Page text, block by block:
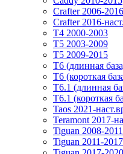
Crafter 2006-2016
Crafter 2016-
T4 2000-2003
T5 2003-2009
T5 2009-2015
T6 (длинная
Т6 (короткая
T6.1 (длинная
T6.1 (короткая
Taos 2021-
Teramont 2017-
Tiguan 2008-2011
Tiguan 2011-2017